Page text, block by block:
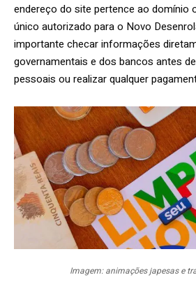
endereço do site pertence ao domínio
único autorizado para o Novo
importante checar informações
governamentais e dos bancos antes
pessoais ou realizar qualquer
Imagem: animações japesas e